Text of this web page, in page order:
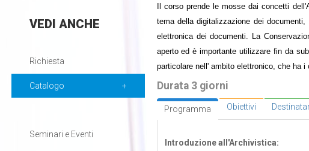
Il corso prende le mosse dai concetti
tema della digitalizzazione dei
elettronica dei documenti. La
aperto ed è importante utilizzare fin da
particolare nell' ambito elettronico, che ha
Durata 3 giorni
Programma Obiettivi
Introduzione all'Archivistica:
VEDI ANCHE
Richiesta
Catalogo
Seminari e Eventi